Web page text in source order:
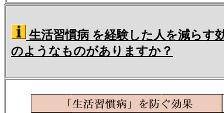
生活習慣病 を経験した人を減らす
のようなものがありますか？